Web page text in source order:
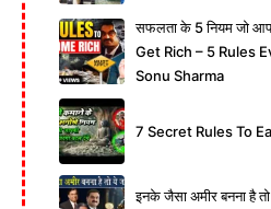
सफलता के 5 नियम जो
Get Rich – 5 Rules
Sonu Sharma
7 Secret Rules To
इनके जैसा अमीर बनना है